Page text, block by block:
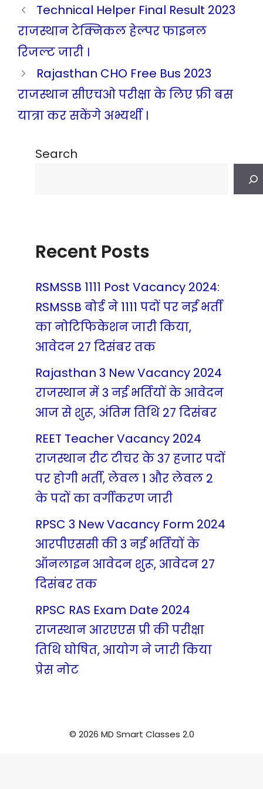
Technical Helper Final Result 2023
राजस्थान टेक्निकल हेल्पर फाइनल
रिजल्ट जारी ।
Rajasthan CHO Free Bus 2023
राजस्थान सीएचओ परीक्षा के लिए फ्री बस
यात्रा कर सकेंगे अभ्यर्थी ।
Search
Recent Posts
RSMSSB 1111 Post Vacancy 2024:
RSMSSB बोर्ड ने 1111 पदों पर नई भर्ती
का नोटिफिकेशन जारी किया,
आवेदन 27 दिसंबर तक
Rajasthan 3 New Vacancy 2024
राजस्थान में 3 नई भर्तियों के आवेदन
आज से शुरू, अंतिम तिथि 27 दिसंबर
REET Teacher Vacancy 2024
राजस्थान रीट टीचर के 37 हजार पदों
पर होगी भर्ती, लेवल 1 और लेवल 2
के पदों का वर्गीकरण जारी
RPSC 3 New Vacancy Form 2024
आरपीएससी की 3 नई भर्तियों के
ऑनलाइन आवेदन शुरू, आवेदन 27
दिसंबर तक
RPSC RAS Exam Date 2024
राजस्थान आरएएस प्री की परीक्षा
तिथि घोषित, आयोग ने जारी किया
प्रेस नोट
© 2026 MD Smart Classes 2.0